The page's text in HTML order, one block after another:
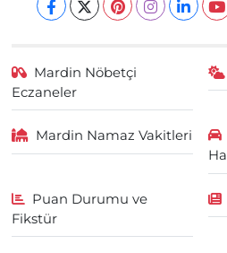
Mardin Nöbetçi
Eczaneler
Mardin Namaz Vakitleri
Puan Durumu ve
Fikstür